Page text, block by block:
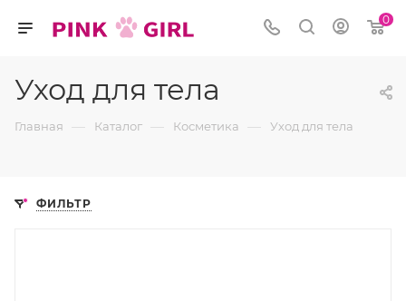
0
Уход для тела
Главная — Каталог — Косметика — Уход для тела
ФИЛЬТР